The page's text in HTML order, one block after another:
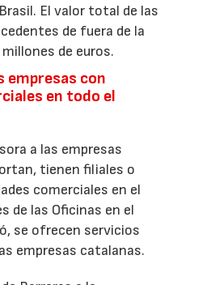
El valor total de las
de fuera de la
de euros.
empresas con
en todo el
a las empresas
tienen filiales o
comerciales en el
de las Oficinas en el
se ofrecen servicios
empresas catalanas.